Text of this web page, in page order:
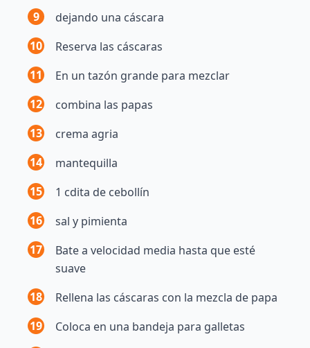
9
dejando una cáscara
10
Reserva las cáscaras
11
En un tazón grande para mezclar
12
combina las papas
13
crema agria
14
mantequilla
15
1 cdita de cebollín
16
sal y pimienta
17
Bate a velocidad media hasta que esté
suave
18
Rellena las cáscaras con la mezcla de papa
19
Coloca en una bandeja para galletas